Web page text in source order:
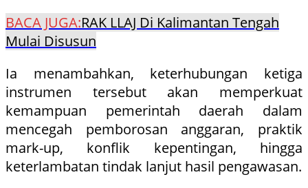
BACA JUGA:RAK LLAJ Di Kalimantan Tengah
Mulai Disusun
Ia menambahkan, keterhubungan ketiga
instrumen tersebut akan memperkuat
kemampuan pemerintah daerah dalam
mencegah pemborosan anggaran, praktik
mark-up, konflik kepentingan, hingga
keterlambatan tindak lanjut hasil pengawasan.